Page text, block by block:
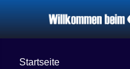
Startseite